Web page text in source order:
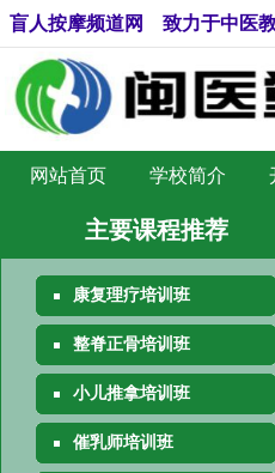
网站首页 学校简介
盲人按摩频道网 致力于中医
主要课程推荐
康复理疗培训班
整脊正骨培训班
小儿推拿培训班
催乳师培训班